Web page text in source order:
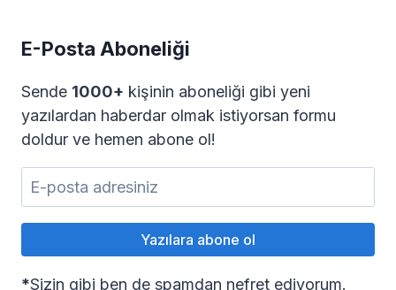
E-Posta Aboneliği
Sende 1000+ kişinin aboneliği gibi yeni
yazılardan haberdar olmak istiyorsan formu
doldur ve hemen abone ol!
*Sizin gibi ben de spamdan nefret ediyorum.